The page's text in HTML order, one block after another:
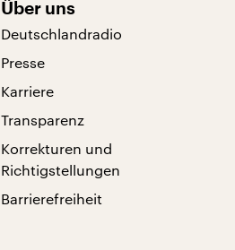
Über uns
Deutschlandradio
Presse
Karriere
Transparenz
Korrekturen und
Richtigstellungen
Barrierefreiheit